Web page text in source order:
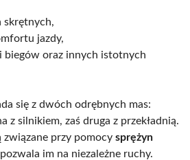
skrętnych,
jazdy,
biegów oraz innych istotnych
się z dwóch odrębnych mas:
z silnikiem, zaś druga z przekładnią.
związane przy pomocy sprężyn
im na niezależne ruchy.